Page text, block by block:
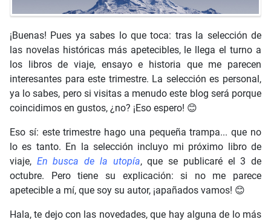
¡Buenas! Pues ya sabes lo que toca: tras la selección de
las novelas históricas más apetecibles, le llega el turno a
los libros de viaje, ensayo e historia que me parecen
interesantes para este trimestre. La selección es personal,
ya lo sabes, pero si visitas a menudo este blog será porque
coincidimos en gustos, ¿no? ¡Eso espero! 😊
Eso sí: este trimestre hago una pequeña trampa... que no
lo es tanto. En la selección incluyo mi próximo libro de
viaje, En busca de la utopía, que se publicaré el 3 de
octubre. Pero tiene su explicación: si no me parece
apetecible a mí, que soy su autor, ¡apañados vamos! 😊
Hala, te dejo con las novedades, que hay alguna de lo más